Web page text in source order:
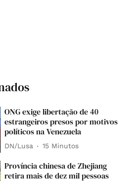
ONG exige libertação de 40
estrangeiros presos por motivos
políticos na Venezuela
DN/Lusa 15 Minutos
Província chinesa de Zhejiang
retira mais de dez mil pessoas